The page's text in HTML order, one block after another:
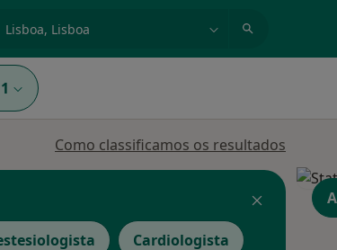
1
Como classificamos os resultados
Cardiologista